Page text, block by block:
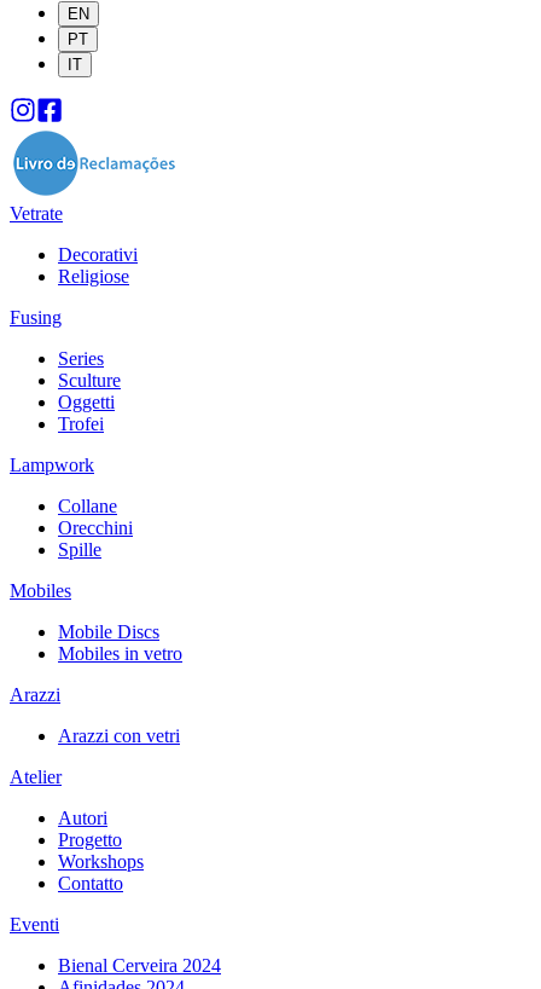
EN
PT
IT
Vetrate
Decorativi
Religiose
Fusing
Series
Sculture
Oggetti
Trofei
Lampwork
Collane
Orecchini
Spille
Mobiles
Mobile Discs
Mobiles in vetro
Arazzi
Arazzi con vetri
Atelier
Autori
Progetto
Workshops
Contatto
Eventi
Bienal Cerveira 2024